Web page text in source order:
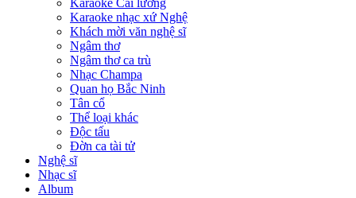
Karaoke Cải lương
Karaoke nhạc xứ Nghệ
Khách mời văn nghệ sĩ
Ngâm thơ
Ngâm thơ ca trù
Nhạc Champa
Quan họ Bắc Ninh
Tân cổ
Thể loại khác
Độc tấu
Đờn ca tài tử
Nghệ sĩ
Nhạc sĩ
Album